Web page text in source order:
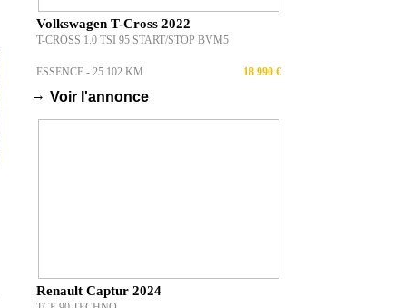
Volkswagen T-Cross 2022
T-CROSS 1.0 TSI 95 START/STOP BVM5
ESSENCE - 25 102 KM 18 990 €
→ Voir l'annonce
Renault Captur 2024